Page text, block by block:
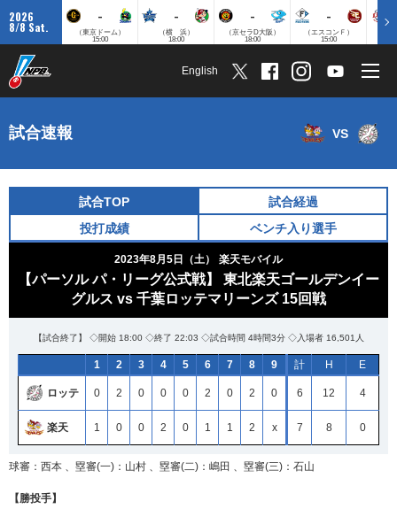
2026
8/8 Sat.
-
（東京ドーム）
15:00
-
（横 浜）
18:00
-
（京セラD大阪）
18:00
-
（エスコンＦ）
15:00
English
試合速報 VS
試合TOP
試合経過
投打成績
ベンチ入り選手
2023年8月5日（土） 楽天モバイル
【パーソル パ・リーグ公式戦】 東北楽天ゴールデンイー
グルス vs 千葉ロッテマリーンズ 15回戦
【試合終了】 ◇開始 18:00 ◇終了 22:03 ◇試合時間 4時間3分 ◇入場者 16,501人
1 2 3 4 5 6 7 8 9 計 H E
ロッテ 0 2 0 0 0 2 0 2 0 6 12 4
楽天 1 0 0 2 0 1 1 2 x 7 8 0
球審：西本 、塁審(一)：山村 、塁審(二)：嶋田 、塁審(三)：石山
【勝投手】